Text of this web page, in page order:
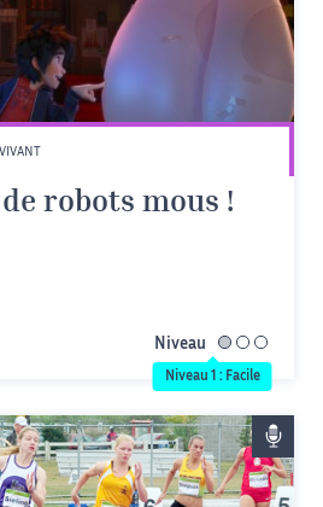
robots mous !
Niveau facile
Niveau 1 : Facile